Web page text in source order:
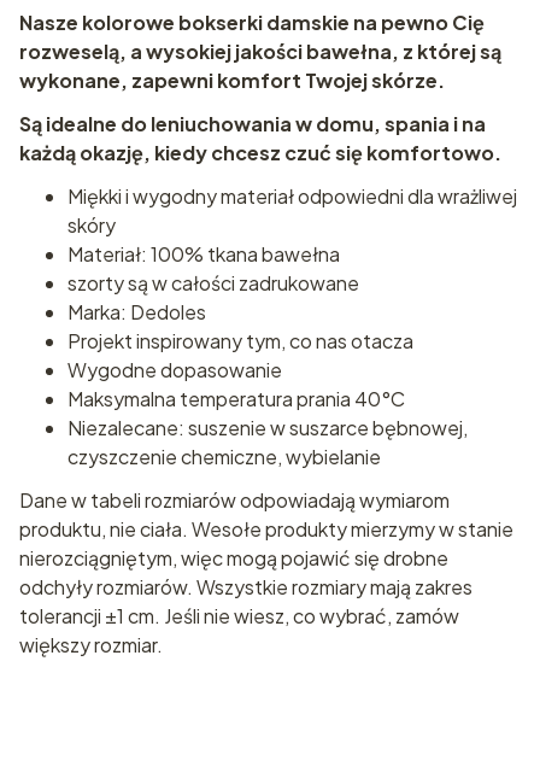
Nasze kolorowe bokserki damskie na pewno Cię
rozweselą, a wysokiej jakości bawełna, z której są
wykonane, zapewni komfort Twojej skórze.
Są idealne do leniuchowania w domu, spania i na
każdą okazję, kiedy chcesz czuć się komfortowo.
Miękki i wygodny materiał odpowiedni dla wrażliwej
skóry
Materiał: 100% tkana bawełna
szorty są w całości zadrukowane
Marka: Dedoles
Projekt inspirowany tym, co nas otacza
Wygodne dopasowanie
Maksymalna temperatura prania 40°C
Niezalecane: suszenie w suszarce bębnowej,
czyszczenie chemiczne, wybielanie
Dane w tabeli rozmiarów odpowiadają wymiarom
produktu, nie ciała. Wesołe produkty mierzymy w stanie
nierozciągniętym, więc mogą pojawić się drobne
odchyły rozmiarów. Wszystkie rozmiary mają zakres
tolerancji ±1 cm. Jeśli nie wiesz, co wybrać, zamów
większy rozmiar.